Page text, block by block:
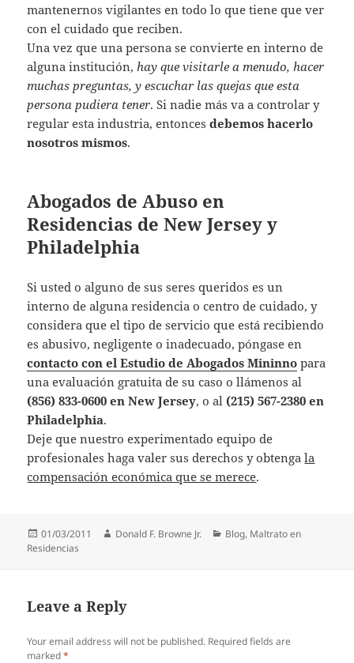
mantenernos vigilantes en todo lo que tiene que ver
con el cuidado que reciben.
Una vez que una persona se convierte en interno de
alguna institución,hay que visitarle a menudo, hacer
muchas preguntas, y escuchar las quejas que esta
persona pudiera tener. Si nadie más va a controlar y
regular esta industria, entoncesdebemos hacerlo
nosotros mismos.
Abogados de Abuso en
Residencias de New Jersey y
Philadelphia
Si usted o alguno de sus seres queridos es un
interno de alguna residencia o centro de cuidado, y
considera que el tipo de servicio que está recibiendo
es abusivo, negligente o inadecuado, póngase en
contacto con el Estudio de Abogados Mininno para
una evaluación gratuita de su caso o llámenos al
(856) 833-0600 en New Jersey, o al (215) 567-2380 en
Philadelphia.
Deje que nuestro experimentado equipo de
profesionales haga valer sus derechos y obtengala
compensación económica que se merece.
Posted
on
01/03/2011 Author
Donald F. Browne Jr. Categories
Blog, Maltrato en
Residencias
Leave a Reply
Your email address will not be published. Required fields are
marked*